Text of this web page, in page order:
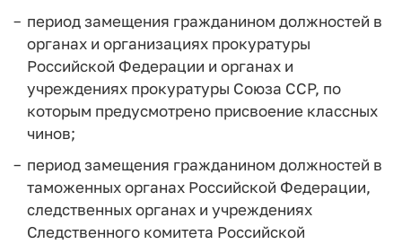
период замещения гражданином должностей в
органах и организациях прокуратуры
Российской Федерации и органах и
учреждениях прокуратуры Союза ССР, по
которым предусмотрено присвоение классных
чинов;
период замещения гражданином должностей в
таможенных органах Российской Федерации,
следственных органах и учреждениях
Следственного комитета Российской